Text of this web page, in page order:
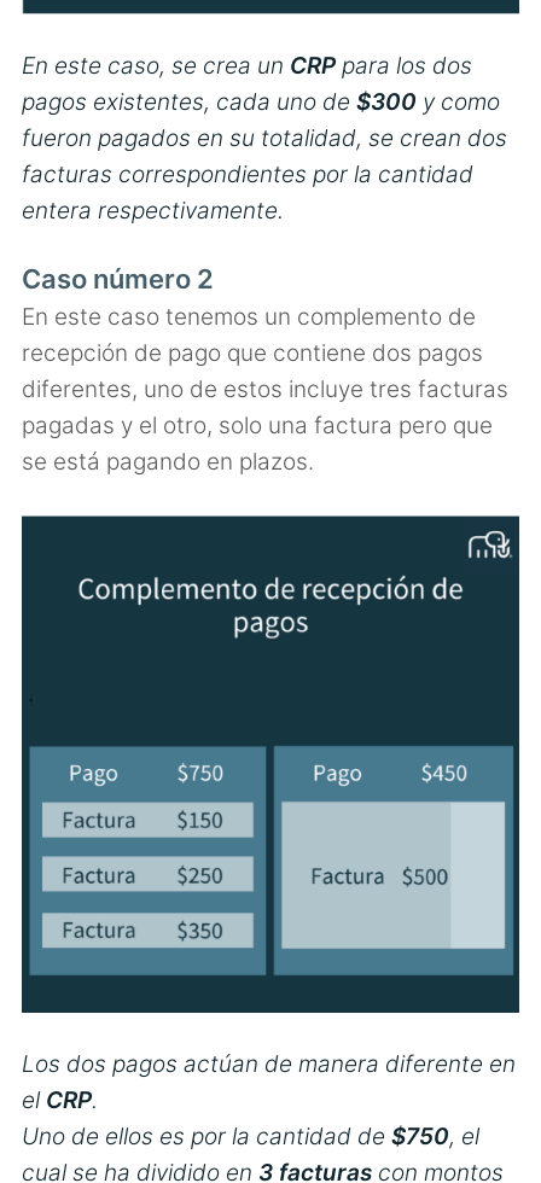
En este caso, se crea un CRPpara los dos
pagos existentes, cada uno de $300 y como
fueron pagados en su totalidad, se crean dos
facturas correspondientes por la cantidad
entera respectivamente.
Caso número 2
En este caso tenemos un complemento de
recepción de pago que contiene dos pagos
diferentes, uno de estos incluye tres facturas
pagadas y el otro, solo una factura pero que
se está pagando en plazos.
Los dos pagos actúan de manera diferente en
el CRP.
Uno de ellos es por la cantidad de $750, el
cual se ha dividido en 3 facturascon montos